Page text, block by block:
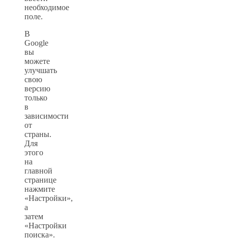
необходимое
поле.
В
Google
вы
можете
улучшать
свою
версию
только
в
зависимости
от
страны.
Для
этого
на
главной
странице
нажмите
«Настройки»,
а
затем
«Настройки
поиска».